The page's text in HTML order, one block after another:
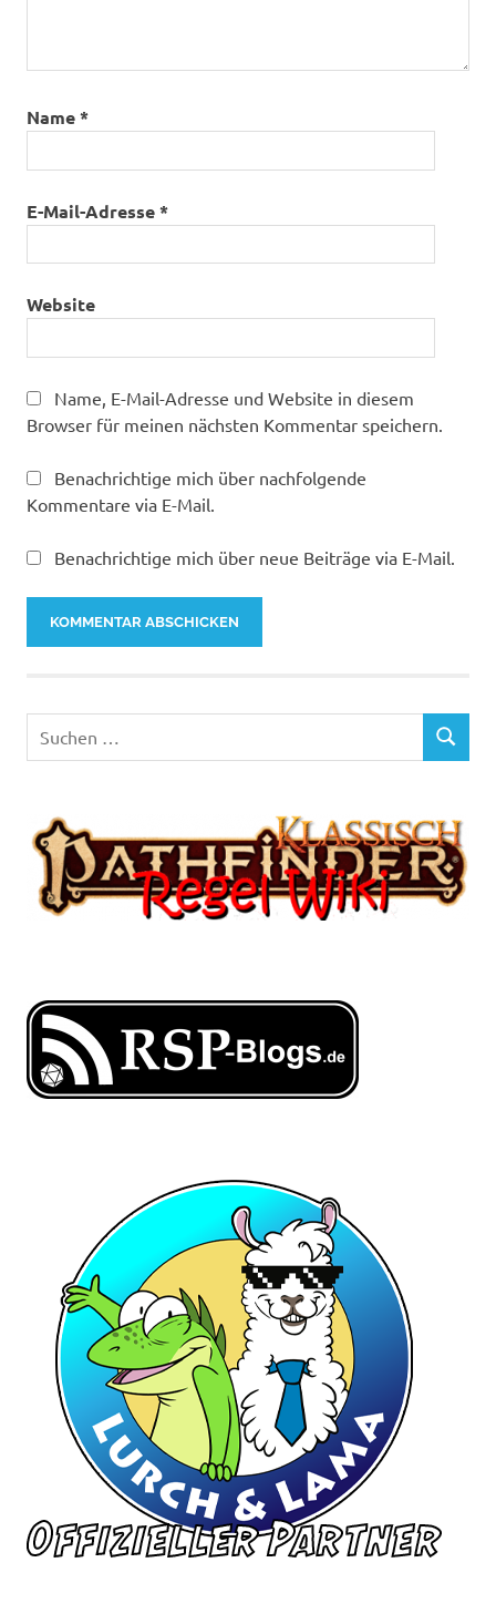
Name*
E-Mail-Adresse*
Website
Name, E-Mail-Adresse und Website in diesem
Browser für meinen nächsten Kommentar speichern.
Benachrichtige mich über nachfolgende
Kommentare via E-Mail.
Benachrichtige mich über neue Beiträge via E-Mail.
nach:
SUCHEN